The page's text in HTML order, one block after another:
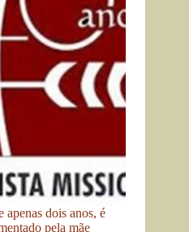
dois anos, é
pela mãe